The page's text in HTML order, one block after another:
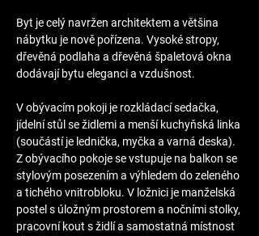
Byt je celý navržen architektem a většina
nábytku je nově pořízena. Vysoké stropy,
dřevěná podlaha a dřevěná špaletová okna
dodávají bytu eleganci a vzdušnost.
V obývacím pokoji je rozkládací sedačka,
jídelní stůl se židlemi a menší kuchyňská linka
(součástí je lednička, myčka a varná deska).
Z obývacího pokoje se vstupuje na balkon se
stylovým posezením a výhledem do zeleného
a tichého vnitrobloku. V ložnici je manželská
postel s úložným prostorem a nočními stolky,
pracovní kout s židlí a samostatná místnost